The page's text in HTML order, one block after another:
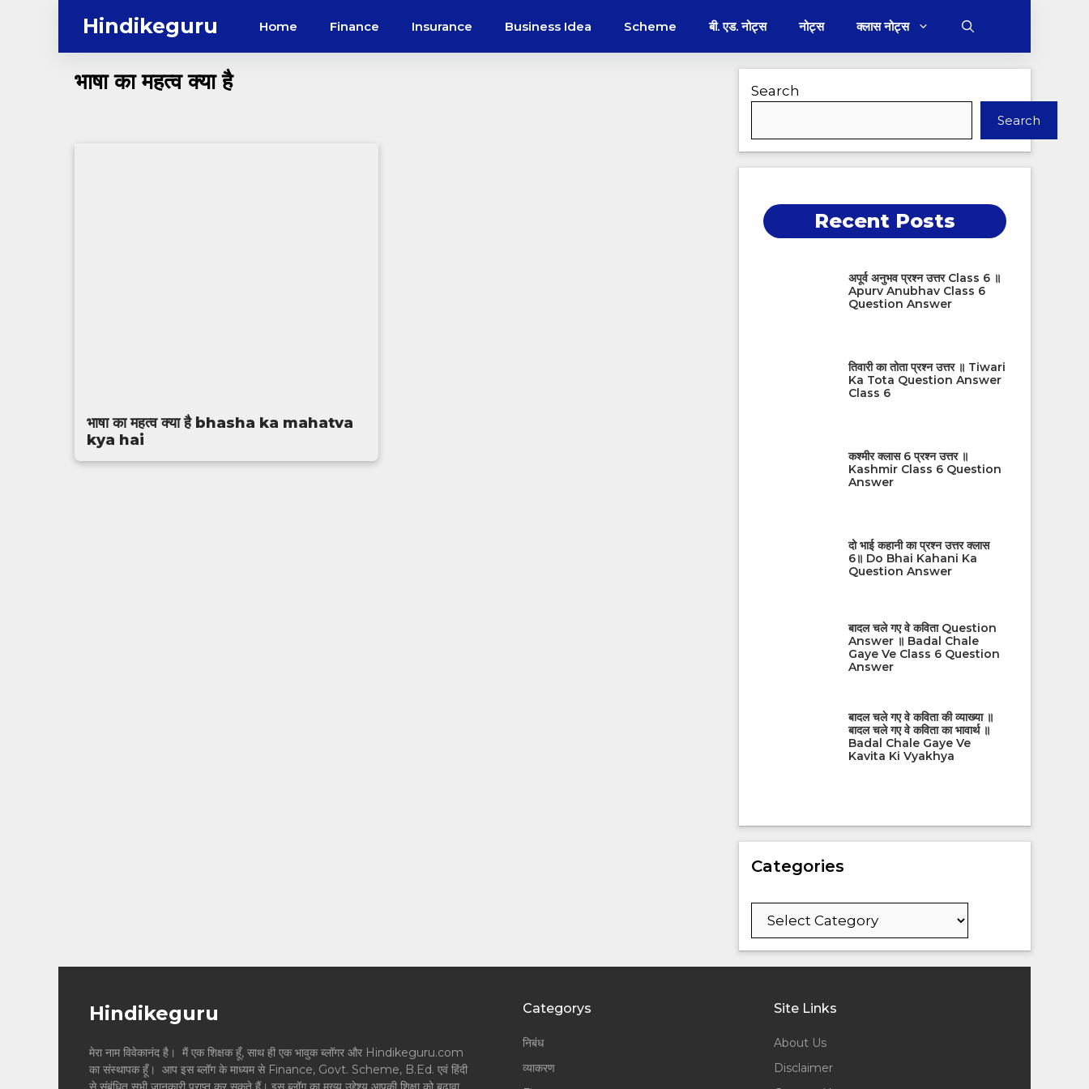
Hindikeguru Home Finance Insurance Business Idea Scheme बी. एड. नोट्स नोट्स क्लास नोट्स
भाषा का महत्व क्या है
भाषा का महत्व क्या है bhasha ka mahatva
kya hai
Search
Search
Recent Posts
अपूर्व अनुभव प्रश्न उत्तर Class 6 ॥
Apurv Anubhav Class 6
Question Answer
तिवारी का तोता प्रश्न उत्तर ॥ Tiwari
Ka Tota Question Answer
Class 6
कश्मीर क्लास 6 प्रश्न उत्तर ॥
Kashmir Class 6 Question
Answer
दो भाई कहानी का प्रश्न उत्तर क्लास
6॥ Do Bhai Kahani Ka
Question Answer
बादल चले गए वे कविता Question
Answer ॥ Badal Chale
Gaye Ve Class 6 Question
Answer
बादल चले गए वे कविता की व्याख्या ॥
बादल चले गए वे कविता का भावार्थ ॥
Badal Chale Gaye Ve
Kavita Ki Vyakhya
Categories
Categories
Hindikeguru
मेरा नाम विवेकानंद है। मैं एक शिक्षक हूँ, साथ ही एक भावुक ब्लॉगर और Hindikeguru.com
का संस्थापक हूँ। आप इस ब्लॉग के माध्यम से Finance, Govt. Scheme, B.Ed. एवं हिंदी
Categorys
निबंध
व्याकरण
Site Links
About Us
Disclaimer